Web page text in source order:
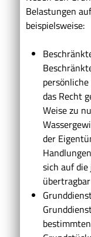
Belastungen
beispielsweise:
das Recht
Weise zu
der
sich auf